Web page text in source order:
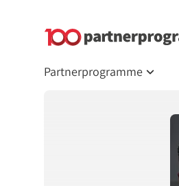
Partnerprogramme